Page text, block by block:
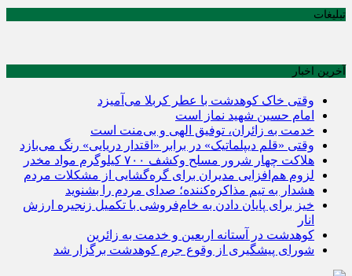
تبلیغات
آخرین اخبار
وقتی خاک کوهدشت با عطر کربلا می‌آمیزد
امام حسین شهید نماز است
خدمت به زائران، توفیق الهی و بی‌منت است
وقتی «قلم دیپلماتیک» در برابر «اقتدار دریایی» رنگ می‌بازد
هلاکت چهار شرور مسلح وکشف ۷۰۰ کیلوگرم مواد مخدر
لزوم هم‌افزایی مدیران برای گره‌گشایی از مشکلات مردم
هشدار به تیم مذاکره‌کننده؛ صدای مردم را بشنوید
خیز برای پایان دادن به خام‌فروشی با تکمیل زنجیره ارزش
انار
کوهدشت در آستانه اربعین و خدمت‌ به زائرین
شورای پیشگیری از وقوع جرم کوهدشت برگزار شد